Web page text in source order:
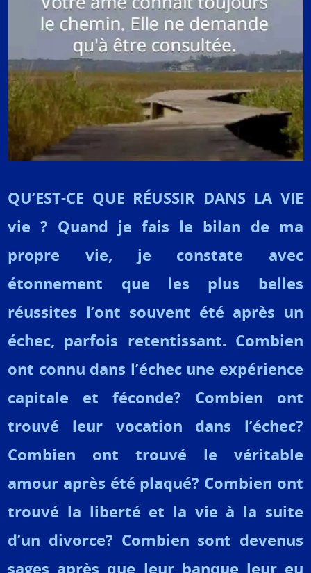
QU’EST-CE QUE RÉUSSIR DANS LA VIE
vie ? Quand je fais le bilan de ma
propre vie, je constate avec
étonnement que les plus belles
réussites l’ont souvent été après un
échec, parfois retentissant. Combien
ont connu dans l’échec une expérience
capitale et féconde? Combien ont
trouvé leur vocation dans l’échec?
Combien ont trouvé le véritable
amour après été plaqué? Combien ont
trouvé la liberté et la vie à la suite
d’un divorce? Combien sont devenus
sages après que leur banque leur eu